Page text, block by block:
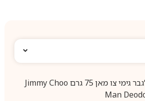
דאודורנט סטיק לגבר גימי צו מאן 75 גרם Jimmy Choo
Man